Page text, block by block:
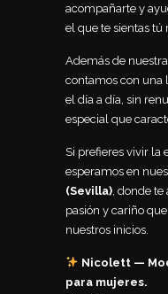
acompañarte y
el que te sientas tú
Además de
contamos con una
el día a día, sin
especial que
Si prefieres vivir la
esperamos en
(Sevilla) , donde
pasión y cariño
nuestros inicios.
Nicolett —
para mujeres.